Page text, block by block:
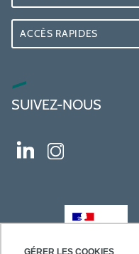
ACCÈS RAPIDES
SUIVEZ-NOUS